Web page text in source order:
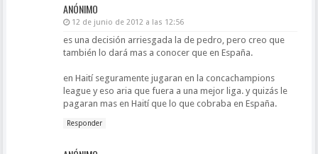
ANÓNIMO
12 de junio de 2012 a las 12:56
es una decisión arriesgada la de pedro, pero creo que
también lo dará mas a conocer que en España.
en Haití seguramente jugaran en la concachampions
league y eso aria que fuera a una mejor liga. y quizás le
pagaran mas en Haití que lo que cobraba en España.
Responder